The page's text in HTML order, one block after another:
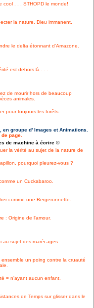
cool . . . STHOPD le monde!
la nature, Dieu immanent.
le delta étonnant d'Amazone.
est dehors là . . .
de mourir hors de beaucoup
animales.
pour toujours les forêts.
groupe d' Images et Animations.
de page.
de machine à écrire ©
la vérité au sujet de la nature de
pourquoi pleurez-vous ?
un Cuckabaroo.
comme une Bergeronnette.
: Origine de l'amour.
au sujet des marécages.
ensemble un poing contre la cruauté
= n'ayant aucun enfant.
de Temps sur glisser dans le